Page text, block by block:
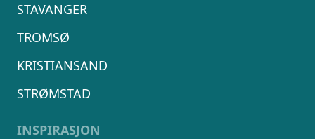
STAVANGER
TROMSØ
KRISTIANSAND
STRØMSTAD
INSPIRASJON